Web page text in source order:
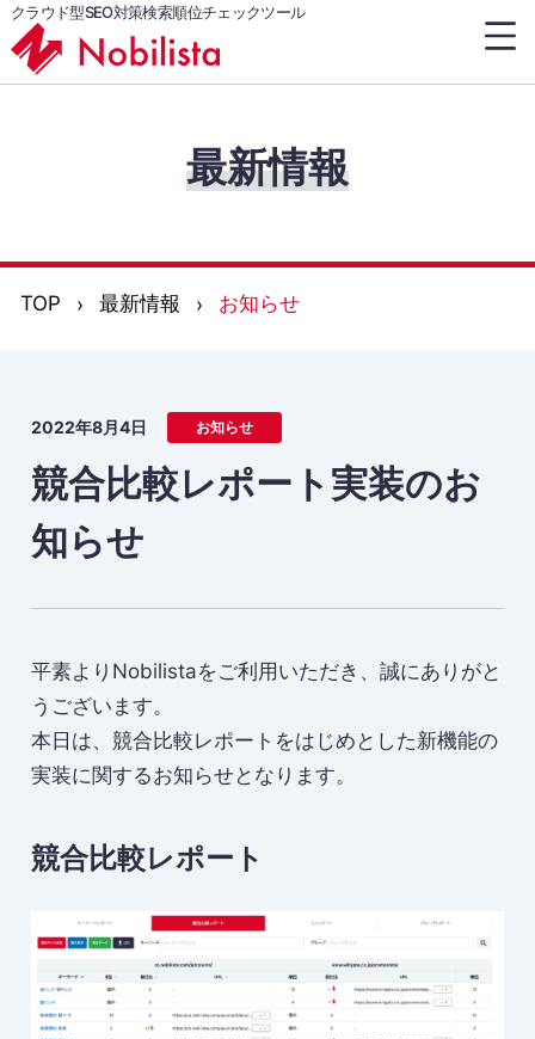
クラウド型SEO対策検索順位チェックツール
最新情報
TOP 最新情報 お知らせ
2022年8月4日 お知らせ
競合比較レポート実装のお
知らせ
平素よりNobilistaをご利用いただき、誠にありがと
うございます。
本日は、競合比較レポートをはじめとした新機能の
実装に関するお知らせとなります。
競合比較レポート